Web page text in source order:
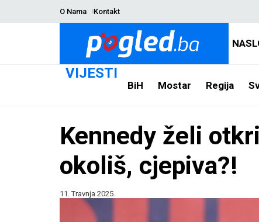
O Nama Kontakt
VIJESTI
BiH Mostar Regija
Kennedy želi
okoliš, cjepiva?!
11. Travnja 2025.